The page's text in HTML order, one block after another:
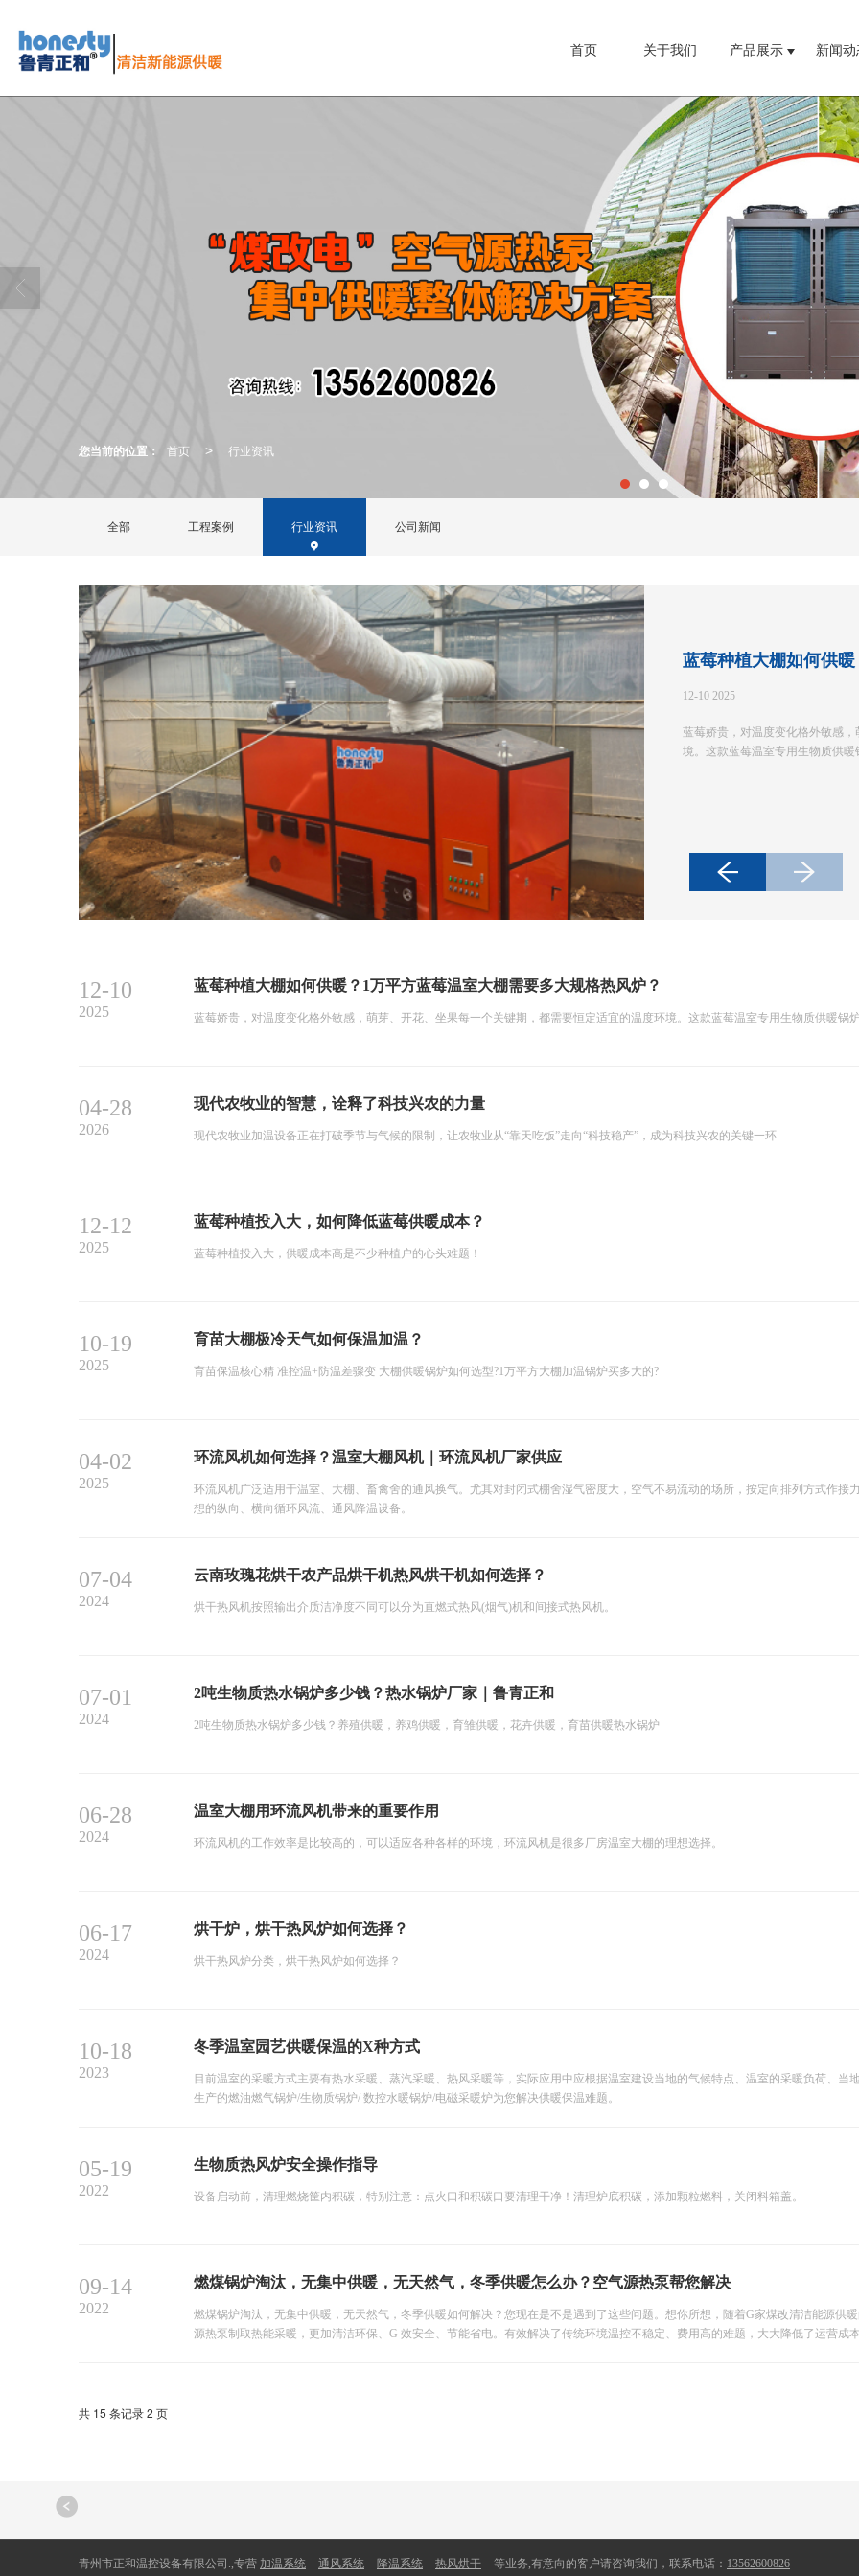
首页 关于我们 产品展示 新闻动
您当前的位置： 首页 > 行业资讯
全部 工程案例 行业资讯 公司新闻
12-10 2025
蓝莓娇贵，对温度变化格外敏感
境。这款蓝莓温室专用生物质供暖
12-10
2025
蓝莓种植大棚如何供暖？1万平方蓝莓温室大棚需要多大规格热风炉？
蓝莓娇贵，对温度变化格外敏感，萌芽、开花、坐果每一个关键期，都需要恒定适宜的温度环境。这款蓝莓温室专用生物质供暖锅
04-28
2026
现代农牧业的智慧，诠释了科技兴农的力量
现代农牧业加温设备正在打破季节与气候的限制，让农牧业从“靠天吃饭”走向“科技稳产”，成为科技兴农的关键一环
12-12
2025
蓝莓种植投入大，如何降低蓝莓供暖成本？
蓝莓种植投入大，供暖成本高是不少种植户的心头难题！
10-19
2025
育苗大棚极冷天气如何保温加温？
育苗保温核心精 准控温+防温差骤变 大棚供暖锅炉如何选型?1万平方大棚加温锅炉买多大的?
04-02
2025
环流风机如何选择？温室大棚风机｜环流风机厂家供应
环流风机广泛适用于温室、大棚、畜禽舍的通风换气。尤其对封闭式棚舍湿气密度大，空气不易流动的场所，按定向排列方式作接
想的纵向、横向循环风流、通风降温设备。
07-04
2024
云南玫瑰花烘干农产品烘干机热风烘干机如何选择？
烘干热风机按照输出介质洁净度不同可以分为直燃式热风(烟气)机和间接式热风机。
07-01
2024
2吨生物质热水锅炉多少钱？热水锅炉厂家｜鲁青正和
2吨生物质热水锅炉多少钱？养殖供暖，养鸡供暖，育雏供暖，花卉供暖，育苗供暖热水锅炉
06-28
2024
温室大棚用环流风机带来的重要作用
环流风机的工作效率是比较高的，可以适应各种各样的环境，环流风机是很多厂房温室大棚的理想选择。
06-17
2024
烘干炉，烘干热风炉如何选择？
烘干热风炉分类，烘干热风炉如何选择？
10-18
2023
冬季温室园艺供暖保温的X种方式
目前温室的采暖方式主要有热水采暖、蒸汽采暖、热风采暖等，实际应用中应根据温室建设当地的气候特点、温室的采暖负荷、
生产的燃油燃气锅炉/生物质锅炉/ 数控水暖锅炉/电磁采暖炉为您解决供暖保温难题。
05-19
2022
生物质热风炉安全操作指导
设备启动前，清理燃烧筐内积碳，特别注意：点火口和积碳口要清理干净！清理炉底积碳，添加颗粒燃料，关闭料箱盖。
09-14
2022
燃煤锅炉淘汰，无集中供暖，无天然气，冬季供暖怎么办？空气源热泵帮您解决
燃煤锅炉淘汰，无集中供暖，无天然气，冬季供暖如何解决？您现在是不是遇到了这些问题。想你所想，随着G家煤改清洁能源供
源热泵制取热能采暖，更加清洁环保、G 效安全、节能省电。有效解决了传统环境温控不稳定、费用高的难题，大大降低了运营成本
共 15 条记录 2 页
青州市正和温控设备有限公司.,专营 加温系统 通风系统 降温系统 热风烘干 等业务,有意向的客户请咨询我们，联系电话： 13562600826